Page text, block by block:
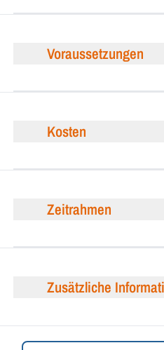
Voraussetzungen
Kosten
Zeitrahmen
Zusätzliche